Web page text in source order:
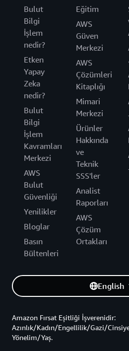
Bulut
Bilgi
İşlem
nedir?
Etken
Yapay
Zeka
nedir?
Bulut
Bilgi
İşlem
Kavramları
Merkezi
AWS
Bulut
Güvenliği
Yenilikler
Bloglar
Basın
Bültenleri
Eğitim
AWS
Güven
Merkezi
AWS
Çözümleri
Kitaplığı
Mimari
Merkezi
Ürünler
Hakkında
ve
Teknik
SSS'ler
Analist
Raporları
AWS
Çözüm
Ortakları
English
Amazon Fırsat Eşitliği İşverenidir:
Azınlık/Kadın/Engellilik/Gazi/
Yönelim/Yaş.